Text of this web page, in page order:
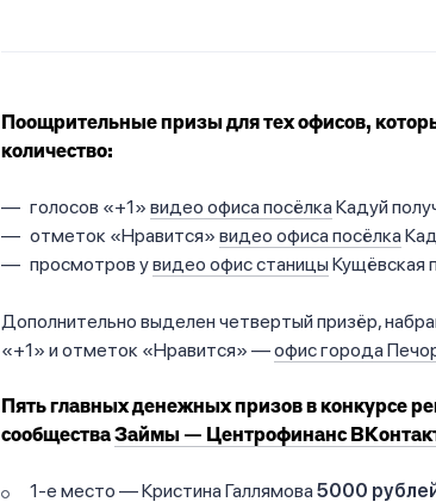
Поощрительные призы для тех офисов,
количество:
голосов «+1» видео офиса посёлка Кадуй
отметок «Нравится» видео офиса посёлка
просмотров увидео офис станицы Кущёвская
Дополнительно выделен четвертый призёр,
«+1» и отметок «Нравится» —офис города
Пять главных денежных призов в конкурсе
сообществаЗаймы — Центрофинанс
1-е место — Кристина Галлямова 5000